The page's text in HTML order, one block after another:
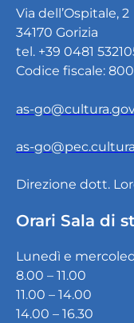
Via dell’Ospitale, 2
34170 Gorizia
tel. +39 0481
Codice fiscale:
as-
as-
Direzione dott.
Orari Sala di
Lunedì e
8.00 – 11.00
11.00 – 14.00
14.00 – 16.30